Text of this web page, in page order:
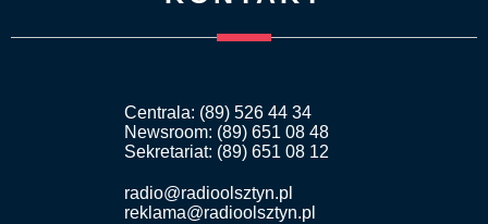
Centrala: (89) 526 44 34
Newsroom: (89) 651 08 48
Sekretariat: (89) 651 08 12
radio@radioolsztyn.pl
reklama@radioolsztyn.pl